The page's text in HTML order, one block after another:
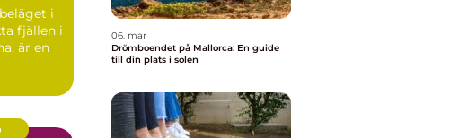
i
fjällen i
är en
06. mar
Drömboendet på Mallorca: En guide
till din plats i solen